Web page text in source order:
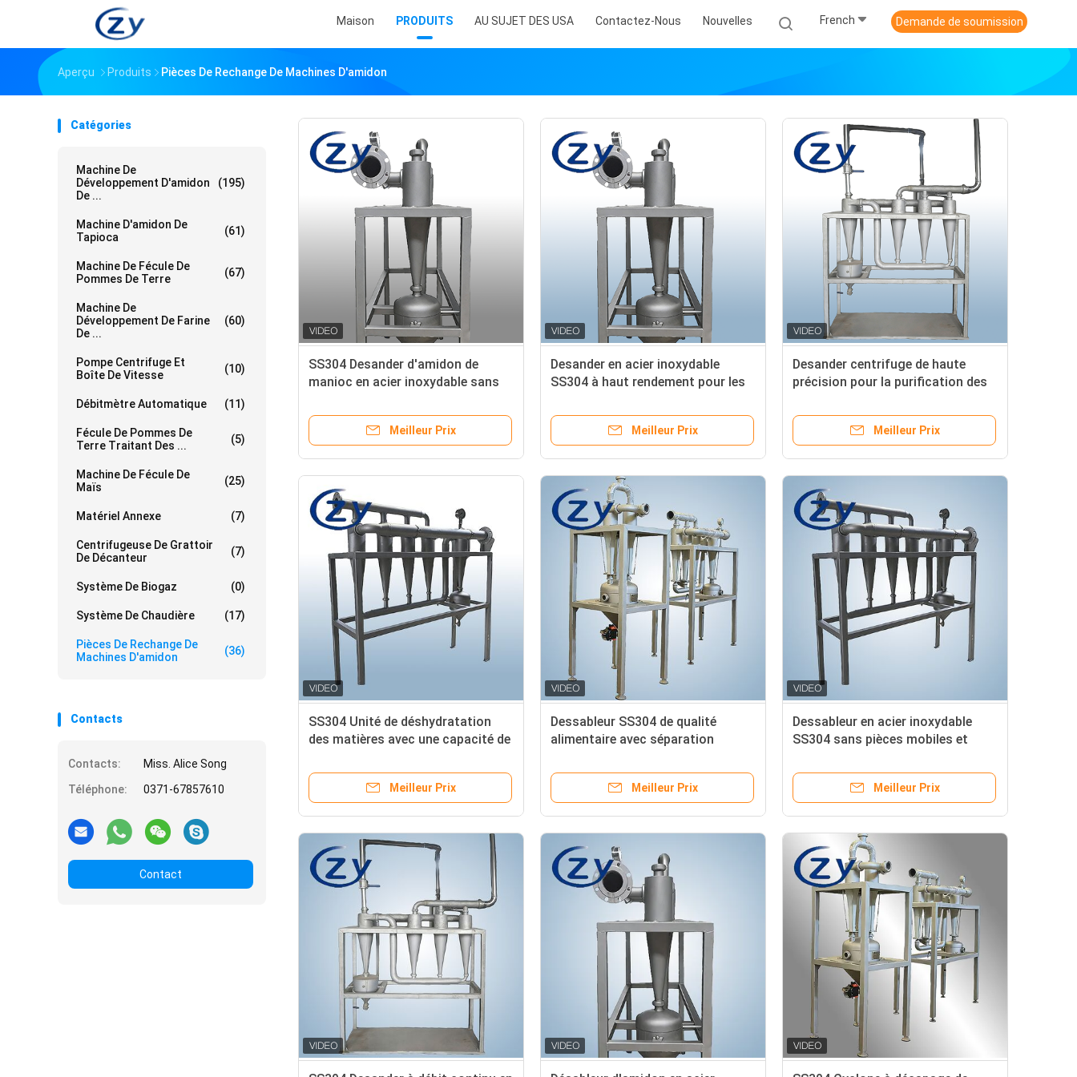
Maison PRODUITS AU SUJET DES USA Contactez-Nous Nouvelles French Demande de soumission
Aperçu Produits Pièces De Rechange De Machines D'amidon
Catégories
Machine De
Développement D'amidon
De ...
(195)
Machine D'amidon De
Tapioca
(61)
Machine De Fécule De
Pommes De Terre
(67)
Machine De
Développement De Farine
De ...
(60)
Pompe Centrifuge Et
Boîte De Vitesse
(10)
Débitmètre Automatique (11)
Fécule De Pommes De
Terre Traitant Des ...
(5)
Machine De Fécule De
Maïs
(25)
Matériel Annexe (7)
Centrifugeuse De Grattoir
De Décanteur
(7)
Système De Biogaz (0)
Système De Chaudière (17)
Pièces De Rechange De
Machines D'amidon
(36)
Contacts
Contacts:
Miss. Alice Song
Téléphone:
0371-67857610
Contact
SS304 Desander d'amidon de
manioc en acier inoxydable sans
t/h pour la purification de lisier
Meilleur Prix
Desander en acier inoxydable
SS304 à haut rendement pour les
pièces mobiles
Meilleur Prix
Desander centrifuge de haute
précision pour la purification des
inoxydable SS304 sans pièces
mobiles et capacité 10 t/h
Meilleur Prix
SS304 Unité de déshydratation
des matières avec une capacité de
l'élimination du sable de lisier
Meilleur Prix
Dessableur SS304 de qualité
alimentaire avec séparation
pour la purification des boues
Meilleur Prix
Dessableur en acier inoxydable
SS304 sans pièces mobiles et
l'élimination du sable des boues
Meilleur Prix